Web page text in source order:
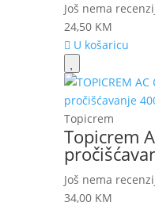
Još nema
24,50 KM
U košaricu
Topicrem
Topicrem
Još nema
34,00 KM